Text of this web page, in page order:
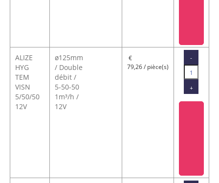
ALIZE
HYG
TEM
VISN
5/50/50
12V
ø125mm
/ Double
débit /
5-50-50
1m³/h /
12V
€
79,26 / pièce(s)
-
+